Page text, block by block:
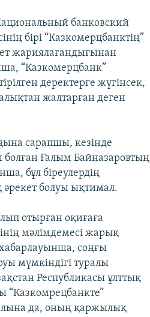
банковский
бірі “Казкомерцбанктің”
жариялағандығынан
“Казкомерцбанк”
деректерге жүгінсек,
жалтарған деген
сарапшы, кезінде
болған Ғалым Байназаровтың
бұл біреулердің
болуы ықтимал.
отырған оқиғаға
мәлімдемесі жарық
хабарлауынша, соңғы
мүмкіндігі туралы
Республикасы ұлттық
“Казкомрецбанкте”
да, оның қаржылық